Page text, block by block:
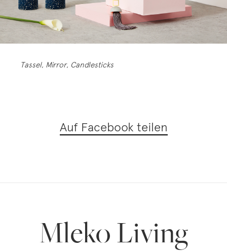
Tassel, Mirror, Candlesticks
Auf Facebook teilen
Mleko Living